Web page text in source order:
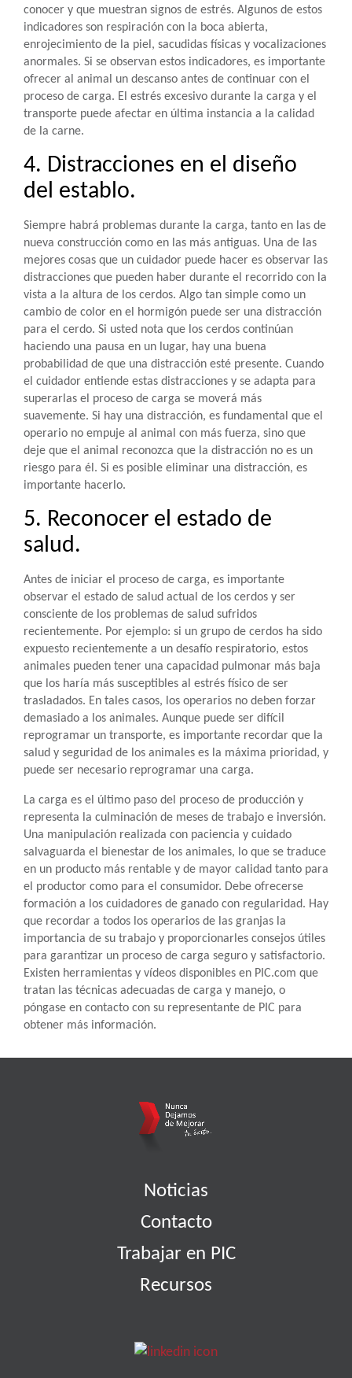
conocer y que muestran signos de estrés. Algunos de estos
indicadores son respiración con la boca abierta,
enrojecimiento de la piel, sacudidas físicas y vocalizaciones
anormales. Si se observan estos indicadores, es importante
ofrecer al animal un descanso antes de continuar con el
proceso de carga. El estrés excesivo durante la carga y el
transporte puede afectar en última instancia a la calidad
de la carne.
4. Distracciones en el diseño
del establo.
Siempre habrá problemas durante la carga, tanto en las de
nueva construcción como en las más antiguas. Una de las
mejores cosas que un cuidador puede hacer es observar las
distracciones que pueden haber durante el recorrido con la
vista a la altura de los cerdos. Algo tan simple como un
cambio de color en el hormigón puede ser una distracción
para el cerdo. Si usted nota que los cerdos continúan
haciendo una pausa en un lugar, hay una buena
probabilidad de que una distracción esté presente. Cuando
el cuidador entiende estas distracciones y se adapta para
superarlas el proceso de carga se moverá más
suavemente. Si hay una distracción, es fundamental que el
operario no empuje al animal con más fuerza, sino que
deje que el animal reconozca que la distracción no es un
riesgo para él. Si es posible eliminar una distracción, es
importante hacerlo.
5. Reconocer el estado de
salud.
Antes de iniciar el proceso de carga, es importante
observar el estado de salud actual de los cerdos y ser
consciente de los problemas de salud sufridos
recientemente. Por ejemplo: si un grupo de cerdos ha sido
expuesto recientemente a un desafío respiratorio, estos
animales pueden tener una capacidad pulmonar más baja
que los haría más susceptibles al estrés físico de ser
trasladados. En tales casos, los operarios no deben forzar
demasiado a los animales. Aunque puede ser difícil
reprogramar un transporte, es importante recordar que la
salud y seguridad de los animales es la máxima prioridad, y
puede ser necesario reprogramar una carga.
La carga es el último paso del proceso de producción y
representa la culminación de meses de trabajo e inversión.
Una manipulación realizada con paciencia y cuidado
salvaguarda el bienestar de los animales, lo que se traduce
en un producto más rentable y de mayor calidad tanto para
el productor como para el consumidor. Debe ofrecerse
formación a los cuidadores de ganado con regularidad. Hay
que recordar a todos los operarios de las granjas la
importancia de su trabajo y proporcionarles consejos útiles
para garantizar un proceso de carga seguro y satisfactorio.
Existen herramientas y vídeos disponibles en PIC.com que
tratan las técnicas adecuadas de carga y manejo, o
póngase en contacto con su representante de PIC para
obtener más información.
Noticias
Contacto
Trabajar en PIC
Recursos